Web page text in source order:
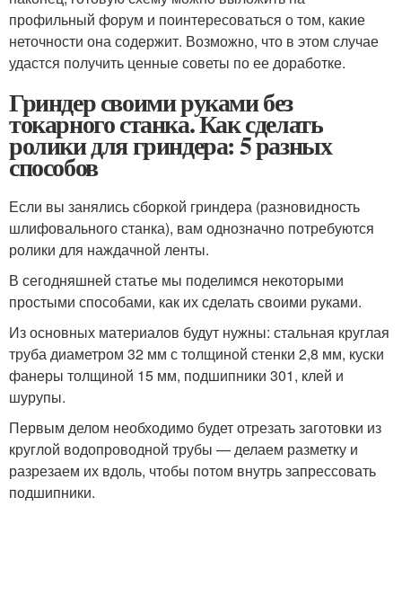
профильный форум и поинтересоваться о том, какие
неточности она содержит. Возможно, что в этом случае
удастся получить ценные советы по ее доработке.
Гриндер своими руками без
токарного станка. Как сделать
ролики для гриндера: 5 разных
способов
Если вы занялись сборкой гриндера (разновидность
шлифовального станка), вам однозначно потребуются
ролики для наждачной ленты.
В сегодняшней статье мы поделимся некоторыми
простыми способами, как их сделать своими руками.
Из основных материалов будут нужны: стальная круглая
труба диаметром 32 мм с толщиной стенки 2,8 мм, куски
фанеры толщиной 15 мм, подшипники 301, клей и
шурупы.
Первым делом необходимо будет отрезать заготовки из
круглой водопроводной трубы — делаем разметку и
разрезаем их вдоль, чтобы потом внутрь запрессовать
подшипники.